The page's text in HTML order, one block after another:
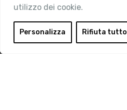
utilizzo dei cookie.
Personalizza Rifiuta tutto
Area Riservata
Login
Diventa Socio